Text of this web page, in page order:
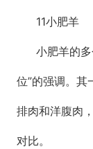
11小肥羊
小肥羊的
位”的强调。其
排肉和洋腹肉
对比。